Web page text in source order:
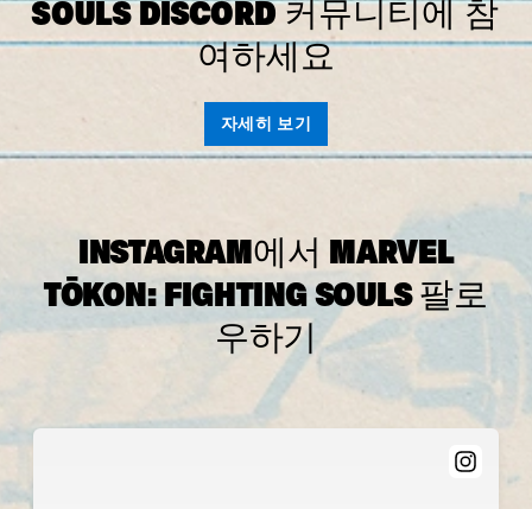
SOULS DISCORD 커뮤니티에 참
여하세요
자세히 보기
INSTAGRAM에서 MARVEL
TŌKON: FIGHTING SOULS 팔로
우하기